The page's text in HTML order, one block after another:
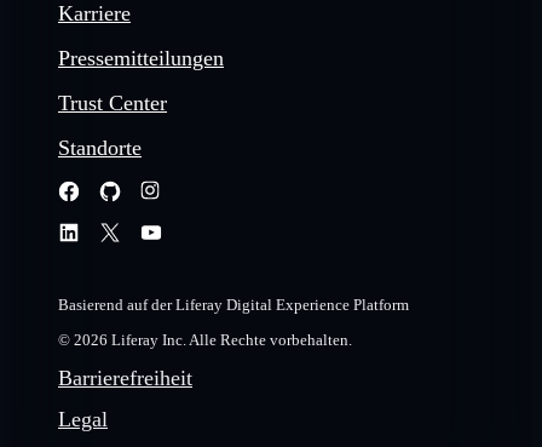
Karriere
Pressemitteilungen
Trust Center
Standorte
Basierend auf der Liferay Digital Experience Platform
© 2026 Liferay Inc. Alle Rechte vorbehalten.
Barrierefreiheit
Legal